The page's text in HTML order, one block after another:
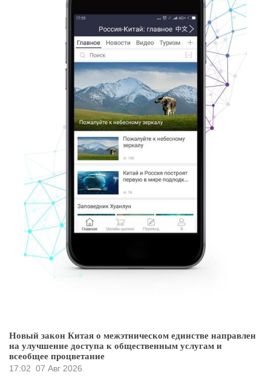
Новый закон Китая о межэтническом единстве направлен
на улучшение доступа к общественным услугам и
всеобщее процветание
17:02 07 Авг 2026